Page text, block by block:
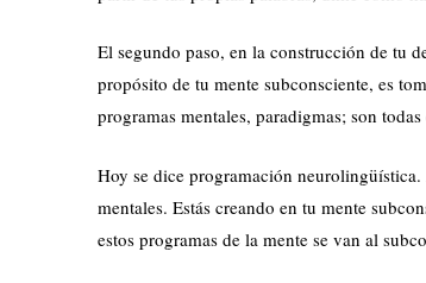
El segundo paso, en la construcción de tu
propósito de tu mente subconsciente, es
programas mentales, paradigmas; son
Hoy se dice programación
mentales. Estás creando en tu mente
estos programas de la mente se van al